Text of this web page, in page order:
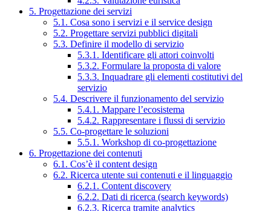
5. Progettazione dei servizi
5.1. Cosa sono i servizi e il service design
5.2. Progettare servizi pubblici digitali
5.3. Definire il modello di servizio
5.3.1. Identificare gli attori coinvolti
5.3.2. Formulare la proposta di valore
5.3.3. Inquadrare gli elementi costitutivi del
servizio
5.4. Descrivere il funzionamento del servizio
5.4.1. Mappare l’ecosistema
5.4.2. Rappresentare i flussi di servizio
5.5. Co-progettare le soluzioni
5.5.1. Workshop di co-progettazione
6. Progettazione dei contenuti
6.1. Cos’è il content design
6.2. Ricerca utente sui contenuti e il linguaggio
6.2.1. Content discovery
6.2.2. Dati di ricerca (search keywords)
6.2.3. Ricerca tramite analytics